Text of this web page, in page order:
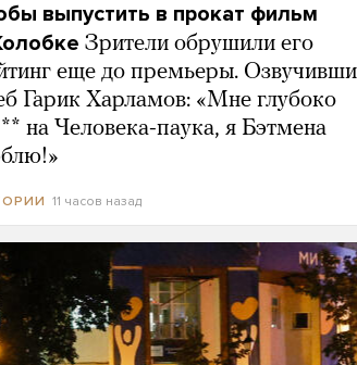
выпустить в прокат фильм
Зрители обрушили его
еще до премьеры.
Гарик Харламов: «Мне глубоко
на Человека-паука, я Бэтмена
11 часов назад